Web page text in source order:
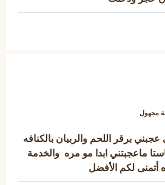
مجهول
برقر اللحم والربيان بالكنافه
ماعجبتني ابدا مو مره والخدمة
أتمنى لكم الأفضل